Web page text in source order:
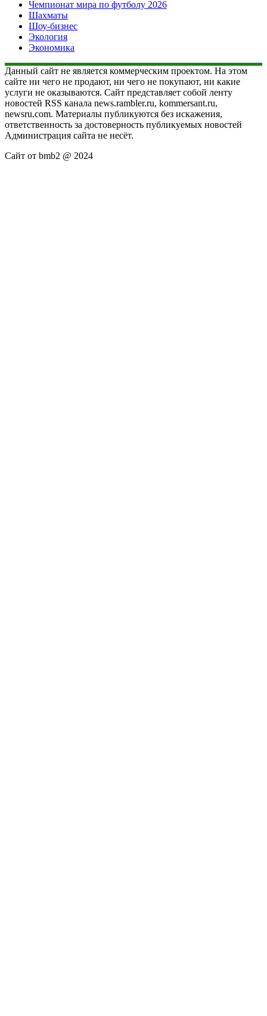
Чемпионат мира по футболу 2026
Шахматы
Шоу-бизнес
Экология
Экономика
Данный сайт не является коммерческим проектом. На этом
сайте ни чего не продают, ни чего не покупают, ни какие
услуги не оказываются. Сайт представляет собой ленту
новостей RSS канала news.rambler.ru, kommersant.ru,
newsru.com. Материалы публикуются без искажения,
ответственность за достоверность публикуемых новостей
Администрация сайта не несёт.
Сайт от bmb2 @ 2024